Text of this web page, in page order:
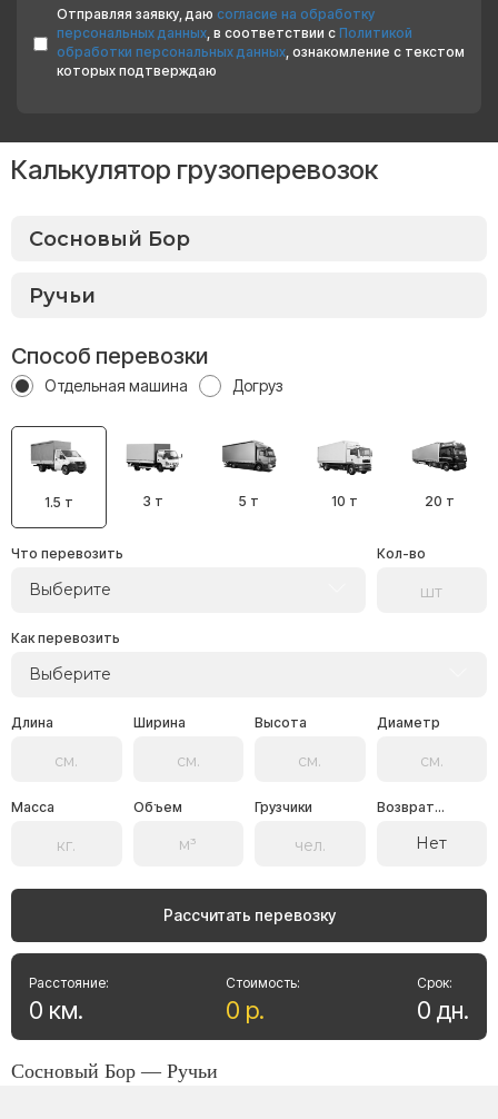
Отправляя заявку, даю согласие на обработку
персональных данных, в соответствии с Политикой
обработки персональных данных, ознакомление с текстом
которых подтверждаю
Калькулятор грузоперевозок
Способ перевозки
Отдельная машина Догруз
1.5 т 3 т 5 т 10 т 20 т
Что перевозить
Выберите
Кол-во
Как перевозить
Выберите
Длина Ширина Высота Диаметр
Масса Объем Грузчики Возврат...
Нет
Рассчитать перевозку
Стоимость:
0 р.
Расстояние:
0 км.
Срок:
0 дн.
Сосновый Бор — Ручьи